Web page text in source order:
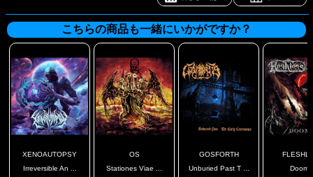
こちらの商品も一緒にいかがですか？
XENOAUTOPSY
Irreversible An ...
OS
Stationes Viae ...
GOSFORTH
Unburied Past T ...